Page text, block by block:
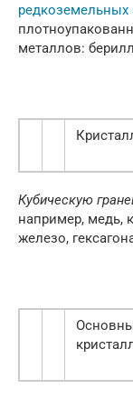
редкоземельных
металлов:
Кубическую
например, медь,
железо,